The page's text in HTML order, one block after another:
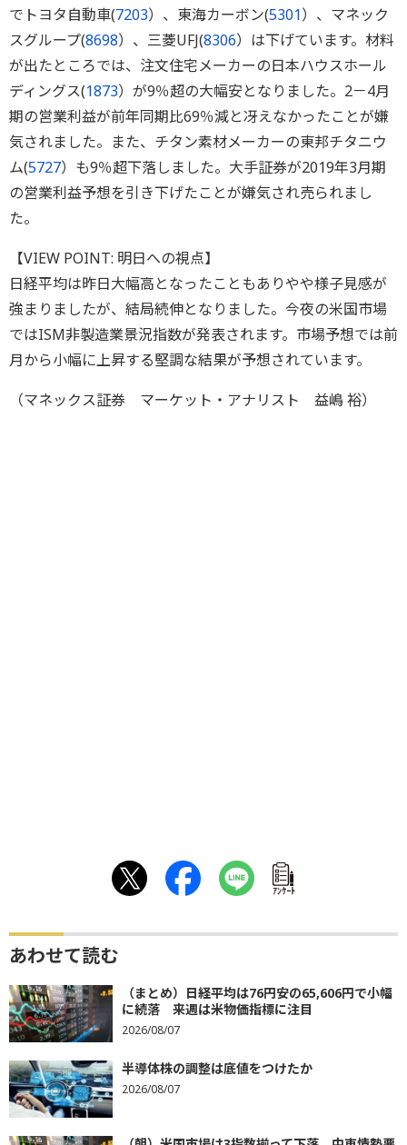
でトヨタ自動車(7203）、東海カーボン(5301）、マネック
スグループ(8698）、三菱UFJ(8306）は下げています。材料
が出たところでは、注文住宅メーカーの日本ハウスホール
ディングス(1873）が9％超の大幅安となりました。2－4月
期の営業利益が前年同期比69％減と冴えなかったことが嫌
気されました。また、チタン素材メーカーの東邦チタニウ
ム(5727）も9％超下落しました。大手証券が2019年3月期
の営業利益予想を引き下げたことが嫌気され売られまし
た。
【VIEW POINT: 明日への視点】
日経平均は昨日大幅高となったこともありやや様子見感が
強まりましたが、結局続伸となりました。今夜の米国市場
ではISM非製造業景況指数が発表されます。市場予想では前
月から小幅に上昇する堅調な結果が予想されています。
（マネックス証券 マーケット・アナリスト 益嶋 裕）
ｱﾝｹｰﾄ
あわせて読む
（まとめ）日経平均は76円安の65,606円で小幅
に続落 来週は米物価指標に注目
2026/08/07
半導体株の調整は底値をつけたか
2026/08/07